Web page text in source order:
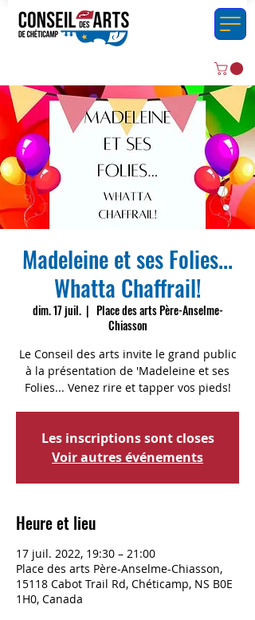
Madeleine et ses Folies...
Whatta Chaffrail!
dim. 17 juil.
  |
Place des arts Père-Anselme-
Chiasson
Le Conseil des arts invite le grand public
à la présentation de 'Madeleine et ses
Folies... Venez rire et tapper vos pieds!
Les inscriptions sont closes
Voir autres événements
Heure et lieu
17 juil. 2022, 19:30 – 21:00
Place des arts Père-Anselme-Chiasson,
15118 Cabot Trail Rd, Chéticamp, NS B0E
1H0, Canada